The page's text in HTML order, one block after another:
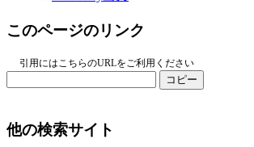
このページのリンク
引用にはこちらのURLをご利用ください
コピー
他の検索サイト